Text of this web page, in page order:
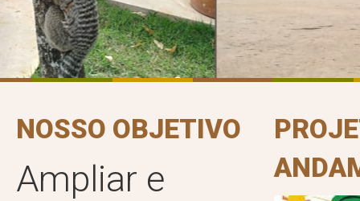
NOSSO OBJETIVO
Ampliar e